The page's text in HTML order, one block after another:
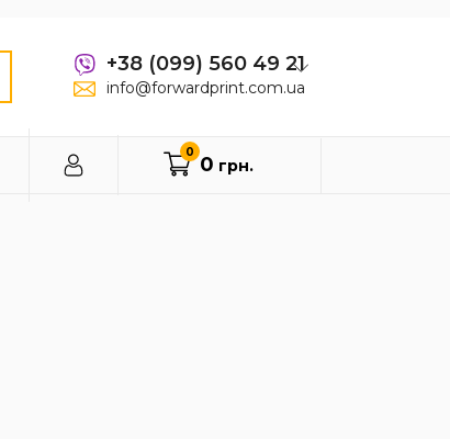
+38 (099) 560 49 21
info@forwardprint.com.ua
0
0 грн.